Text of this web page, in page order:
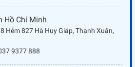
Hồ Chí Minh
Hẻm 827 Hà Huy Giáp, Thạnh Xuân,
9377 888